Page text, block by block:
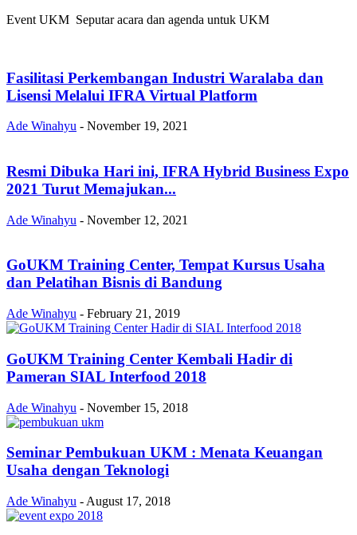
Event UKM Seputar acara dan agenda untuk UKM
Fasilitasi Perkembangan Industri Waralaba dan
Lisensi Melalui IFRA Virtual Platform
Ade Winahyu - November 19, 2021
Resmi Dibuka Hari ini, IFRA Hybrid Business Expo
2021 Turut Memajukan...
Ade Winahyu - November 12, 2021
GoUKM Training Center, Tempat Kursus Usaha
dan Pelatihan Bisnis di Bandung
Ade Winahyu - February 21, 2019
GoUKM Training Center Kembali Hadir di
Pameran SIAL Interfood 2018
Ade Winahyu - November 15, 2018
Seminar Pembukuan UKM : Menata Keuangan
Usaha dengan Teknologi
Ade Winahyu - August 17, 2018